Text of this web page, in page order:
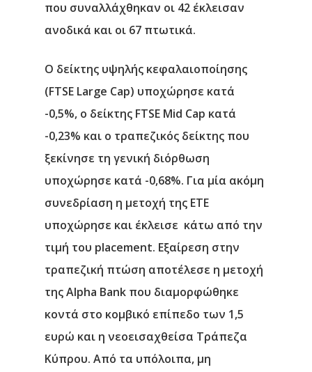
που συναλλάχθηκαν οι 42 έκλεισαν
ανοδικά και οι 67 πτωτικά.
Ο δείκτης υψηλής κεφαλαιοποίησης
(FTSE Large Cap) υποχώρησε κατά
-0,5%, ο δείκτης FTSE Mid Cap κατά
-0,23% και ο τραπεζικός δείκτης που
ξεκίνησε τη γενική διόρθωση
υποχώρησε κατά -0,68%. Για μία ακόμη
συνεδρίαση η μετοχή της ΕΤΕ
υποχώρησε και έκλεισε κάτω από την
τιμή του placement. Εξαίρεση στην
τραπεζική πτώση αποτέλεσε η μετοχή
της Alpha Bank που διαμορφώθηκε
κοντά στο κομβικό επίπεδο των 1,5
ευρώ και η νεοεισαχθείσα Τράπεζα
Κύπρου. Από τα υπόλοιπα, μη